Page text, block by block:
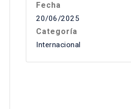
Fecha
20/06/2025
Categoría
Internacional